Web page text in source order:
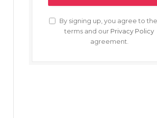
By signing up, you agree to
terms and our Privacy Policy
agreement.